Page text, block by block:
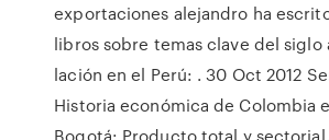
exportaciones alejandro ha
libros sobre temas clave del siglo
lación en el Perú: . 30 Oct 2012
Historia económica de Colombia
Bogotá: Producto total y